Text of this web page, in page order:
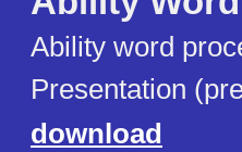
Ability word
Presentation
download